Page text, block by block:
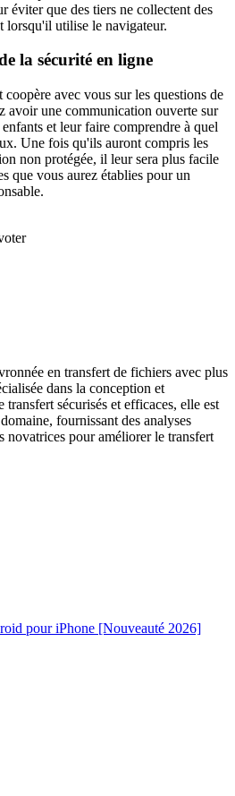
éviter que des tiers ne collectent des
lorsqu'il utilise le navigateur.
la sécurité en ligne
avec vous sur les questions de
avoir une communication ouverte sur
et leur faire comprendre à quel
Une fois qu'ils auront compris les
non protégée, il leur sera plus facile
que vous aurez établies pour un
en transfert de fichiers avec plus
dans la conception et
sécurisés et efficaces, elle est
fournissant des analyses
novatrices pour améliorer le transfert
pour iPhone [Nouveauté 2026]